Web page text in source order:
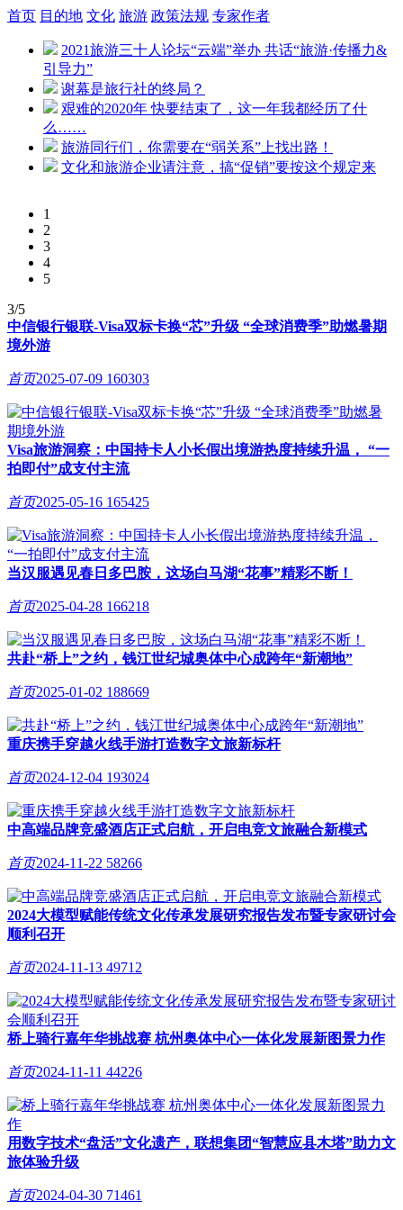
首页 目的地 文化 旅游 政策法规 专家作者
2021旅游三十人论坛“云端”举办 共话“旅游·传播力&
引导力”
谢幕是旅行社的终局？
艰难的2020年 快要结束了，这一年我都经历了什
么……
旅游同行们，你需要在“弱关系”上找出路！
文化和旅游企业请注意，搞“促销”要按这个规定来
1
2
3
4
5
3/5
中信银行银联-Visa双标卡换“芯”升级 “全球消费季”助燃暑期
境外游
首页2025-07-09 160303
Visa旅游洞察：中国持卡人小长假出境游热度持续升温， “一
拍即付”成支付主流
首页2025-05-16 165425
当汉服遇见春日多巴胺，这场白马湖“花事”精彩不断！
首页2025-04-28 166218
共赴“桥上”之约，钱江世纪城奥体中心成跨年“新潮地”
首页2025-01-02 188669
重庆携手穿越火线手游打造数字文旅新标杆
首页2024-12-04 193024
中高端品牌竞盛酒店正式启航，开启电竞文旅融合新模式
首页2024-11-22 58266
2024大模型赋能传统文化传承发展研究报告发布暨专家研讨会
顺利召开
首页2024-11-13 49712
桥上骑行嘉年华挑战赛 杭州奥体中心一体化发展新图景力作
首页2024-11-11 44226
用数字技术“盘活”文化遗产，联想集团“智慧应县木塔”助力文
旅体验升级
首页2024-04-30 71461